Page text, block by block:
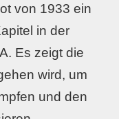
von 1933 ein
in der
Es zeigt die
wird, um
und den